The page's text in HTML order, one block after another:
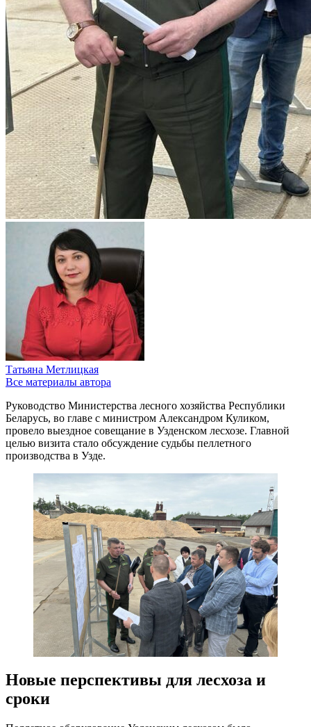
Татьяна Метлицкая
Все материалы автора
Руководство Министерства лесного хозяйства Республики
Беларусь, во главе с министром Александром Куликом,
провело выездное совещание в Узденском лесхозе. Главной
целью визита стало обсуждение судьбы пеллетного
производства в Узде.
Новые перспективы для лесхоза и
сроки